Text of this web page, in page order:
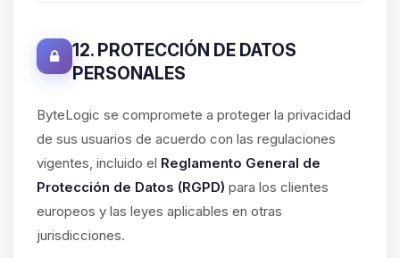
12. PROTECCIÓN DE DATOS
PERSONALES
ByteLogic se compromete a proteger la privacidad
de sus usuarios de acuerdo con las regulaciones
vigentes, incluido el Reglamento General de
Protección de Datos (RGPD) para los clientes
europeos y las leyes aplicables en otras
jurisdicciones.